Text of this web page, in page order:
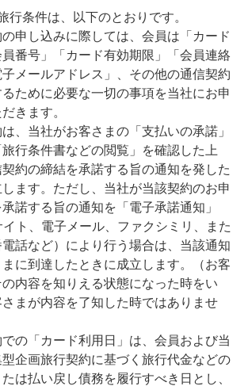
行条件は、以下のとおりです。
申し込みに際しては、会員は「カード
番号」「カード有効期限」「会員連絡
メールアドレス」、その他の通信契約
るために必要な一切の事項を当社にお申
きます。
、当社がお客さまの「支払いの承諾」
行条件書などの閲覧」を確認した上
約の締結を承諾する旨の通知を発した
ます。ただし、当社が当該契約のお申
諾する旨の通知を「電子承諾通知」
イト、電子メール、ファクシミリ、また
話など）により行う場合は、当該通知
に到達したときに成立します。（お客
の内容を知りえる状態になった時をい
まが内容を了知した時ではありませ
の「カード利用日」は、会員および当
企画旅行契約に基づく旅行代金などの
は払い戻し債務を履行すべき日とし、